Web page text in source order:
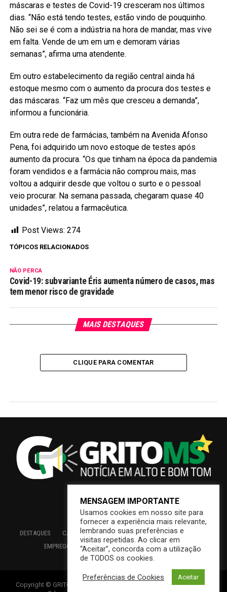
máscaras e testes de Covid-19 cresceram nos últimos
dias. “Não está tendo testes, estão vindo de pouquinho.
Não sei se é com a indústria na hora de mandar, mas vive
em falta. Vende de um em um e demoram várias
semanas”, afirma uma atendente.
Em outro estabelecimento da região central ainda há
estoque mesmo com o aumento da procura dos testes e
das máscaras. “Faz um mês que cresceu a demanda”,
informou a funcionária.
Em outra rede de farmácias, também na Avenida Afonso
Pena, foi adquirido um novo estoque de testes após
aumento da procura. “Os que tinham na época da pandemia
foram vendidos e a farmácia não comprou mais, mas
voltou a adquirir desde que voltou o surto e o pessoal
veio procurar. Na semana passada, chegaram quase 40
unidades”, relatou a farmacêutica.
Post Views: 274
TÓPICOS RELACIONADOS
NÃO PERCA
Covid-19: subvariante Éris aumenta número de casos, mas
tem menor risco de gravidade
MAIS DESTAQUES
CLIQUE PARA COMENTAR
DESTAQUES CAMPO GRANDE BRASIL SAÚDE
ECONOMIA
EMPREGO
EDUCAÇÃO INTERIOR PREFEITURA
Copyright © GRITOMS | Mantido por INDIOWEB – Soluções Online –
MENSAGEM IMPORTANTE
Usamos cookies em nosso site para
fornecer a experiência mais relevante,
lembrando suas preferências e
visitas repetidas. Ao clicar em
“Aceitar”, concorda com a utilização
de TODOS os cookies.
Preferências de Cookies Aceitar